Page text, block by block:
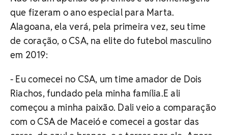
que fizeram o ano especial para Marta.
Alagoana, ela verá, pela primeira vez, seu time
de coração, o CSA, na elite do futebol masculino
em 2019:
- Eu comecei no CSA, um time amador de Dois
Riachos, fundado pela minha família.E ali
começou a minha paixão. Dali veio a comparação
com o CSA de Maceió e comecei a gostar das